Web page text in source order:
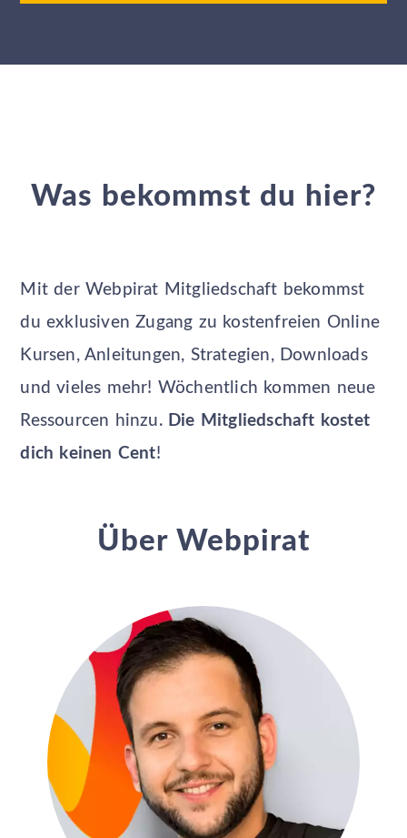
Was bekommst du hier?
Mit der Webpirat Mitgliedschaft bekommst
du exklusiven Zugang zu kostenfreien Online
Kursen, Anleitungen, Strategien, Downloads
und vieles mehr! Wöchentlich kommen neue
Ressourcen hinzu. Die Mitgliedschaft kostet
dich keinen Cent!
Über Webpirat